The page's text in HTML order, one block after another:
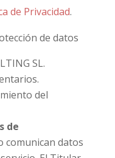
de Privacidad.
de datos
SL.
del
de
comunican datos